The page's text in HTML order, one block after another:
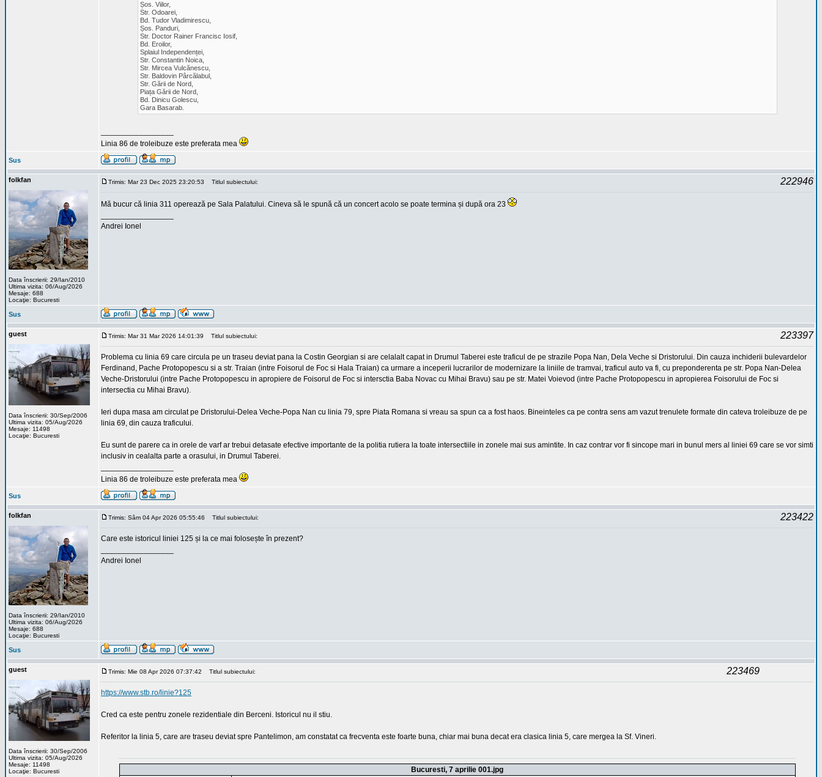
Șos. Viilor,
Str. Odoarei,
Bd. Tudor Vladimirescu,
Șos. Panduri,
Str. Doctor Rainer Francisc Iosif,
Bd. Eroilor,
Splaiul Independenței,
Str. Constantin Noica,
Str. Mircea Vulcănescu,
Str. Baldovin Pârcălabul,
Str. Gării de Nord,
Piața Gării de Nord,
Bd. Dinicu Golescu,
Gara Basarab.
Linia 86 de troleibuze este preferata mea
Sus
folkfan
Data înscrierii: 29/Ian/2010
Ultima vizita: 06/Aug/2026
Mesaje: 688
Locaţie: Bucuresti
Trimis: Mar 23 Dec 2025 23:20:53 Titlul subiectului: 222946
Mă bucur că linia 311 operează pe Sala Palatului. Cineva să le spună că un concert acolo se poate termina și după ora 23
Andrei Ionel
Sus
guest
Data înscrierii: 30/Sep/2006
Ultima vizita: 05/Aug/2026
Mesaje: 11498
Locaţie: Bucuresti
Trimis: Mar 31 Mar 2026 14:01:39 Titlul subiectului: 223397
Problema cu linia 69 care circula pe un traseu deviat pana la Costin Georgian si are celalalt capat in Drumul Taberei este traficul de pe strazile Popa Nan, Dela Veche si Dristorului. Din cauza inchiderii bulevardelor
Ferdinand, Pache Protopopescu si a str. Traian (intre Foisorul de Foc si Hala Traian) ca urmare a inceperii lucrarilor de modernizare la liniile de tramvai, traficul auto va fi, cu preponderenta pe str. Popa Nan-Delea
Veche-Dristorului (intre Pache Protopopescu in apropiere de Foisorul de Foc si intersctia Baba Novac cu Mihai Bravu) sau pe str. Matei Voievod (intre Pache Protopopescu in apropierea Foisorului de Foc si
intersectia cu Mihai Bravu).
Ieri dupa masa am circulat pe Dristorului-Delea Veche-Popa Nan cu linia 79, spre Piata Romana si vreau sa spun ca a fost haos. Bineinteles ca pe contra sens am vazut trenulete formate din cateva troleibuze de pe
linia 69, din cauza traficului.
Eu sunt de parere ca in orele de varf ar trebui detasate efective importante de la politia rutiera la toate intersectiile in zonele mai sus amintite. In caz contrar vor fi sincope mari in bunul mers al liniei 69 care se vor simti
inclusiv in cealalta parte a orasului, in Drumul Taberei.
Linia 86 de troleibuze este preferata mea
Sus
folkfan
Data înscrierii: 29/Ian/2010
Ultima vizita: 06/Aug/2026
Mesaje: 688
Locaţie: Bucuresti
Trimis: Sâm 04 Apr 2026 05:55:46 Titlul subiectului: 223422
Care este istoricul liniei 125 și la ce mai folosește în prezent?
Andrei Ionel
Sus
guest
Data înscrierii: 30/Sep/2006
Ultima vizita: 05/Aug/2026
Mesaje: 11498
Locaţie: Bucuresti
Trimis: Mie 08 Apr 2026 07:37:42 Titlul subiectului: 223469
https://www.stb.ro/linie?125
Cred ca este pentru zonele rezidentiale din Berceni. Istoricul nu il stiu.
Referitor la linia 5, care are traseu deviat spre Pantelimon, am constatat ca frecventa este foarte buna, chiar mai buna decat era clasica linia 5, care mergea la Sf. Vineri.
Bucuresti, 7 aprilie 001.jpg